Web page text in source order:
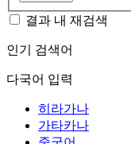
결과 내 재검색
인기 검색어
다국어 입력
히라가나
가타카나